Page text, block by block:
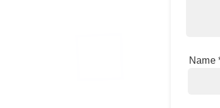
Name